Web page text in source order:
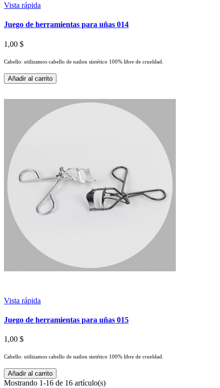
Vista rápida
Juego de herramientas para uñas 014
1,00 $
Cabello: utilizamos cabello de nailon sintético 100% libre de crueldad.
Añadir al carrito
Vista rápida
Juego de herramientas para uñas 015
1,00 $
Cabello: utilizamos cabello de nailon sintético 100% libre de crueldad.
Añadir al carrito
Mostrando 1-16 de 16 artículo(s)